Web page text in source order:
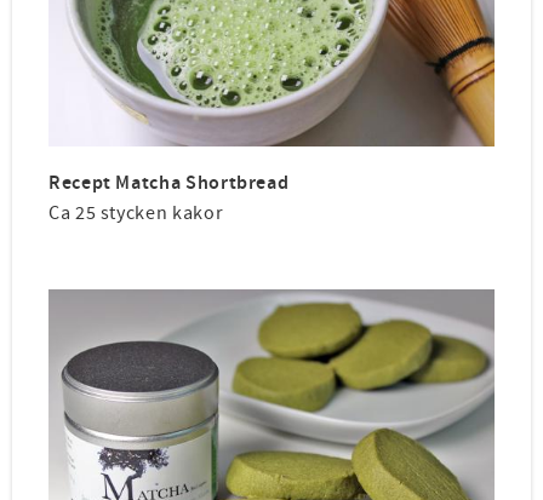
Recept Matcha Shortbread
Ca 25 stycken kakor